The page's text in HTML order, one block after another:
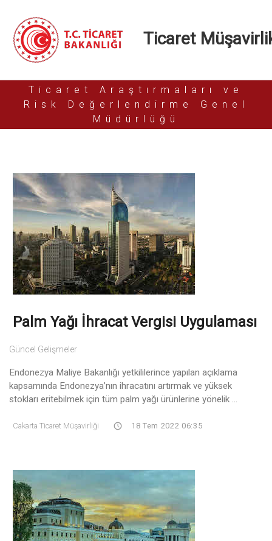
Ticaret
Ticaret Araştırmaları ve
Risk Değerlendirme Genel
Müdürlüğü
Palm Yağı İhracat Vergisi Uygulaması
Güncel Gelişmeler
Endonezya Maliye Bakanlığı yetkililerince yapılan açıklama
kapsamında Endonezya’nın ihracatını artırmak ve yüksek
stokları eritebilmek için tüm palm yağı ürünlerine yönelik ...
Cakarta Ticaret Müşavirliği 18 Tem 2022 06:35